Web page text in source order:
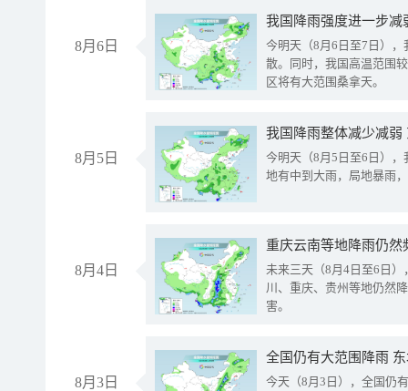
8月6日
今明天（8月6日至7日）
散。同时，我国高温范围
区将有大范围桑拿天。
8月5日
我国降雨整体减少减弱
今明天（8月5日至6日）
地有中到大雨，局地暴雨
8月4日
重庆云南等地降雨仍然
未来三天（8月4日至6日
川、重庆、贵州等地仍然
害。
8月3日
全国仍有大范围降雨
今天（8月3日），全国仍